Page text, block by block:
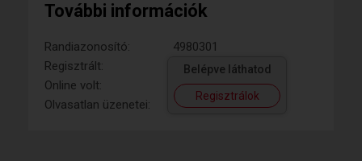
További információk
Randiazonosító:
4980301
Regisztrált:
Online volt:
Olvasatlan üzenetei:
Belépve láthatod
Regisztrálok